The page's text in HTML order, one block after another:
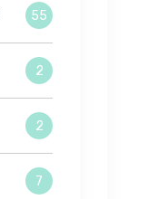
55
2
2
7